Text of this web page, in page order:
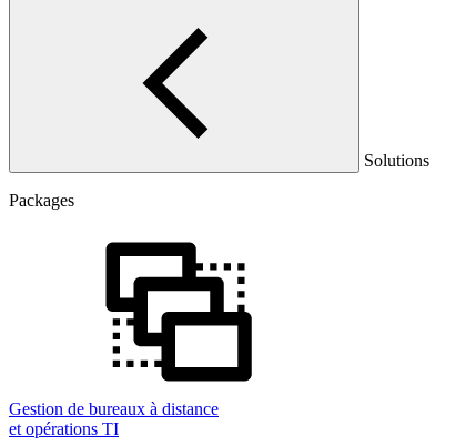
Solutions
Packages
Gestion de bureaux à distance
et opérations TI